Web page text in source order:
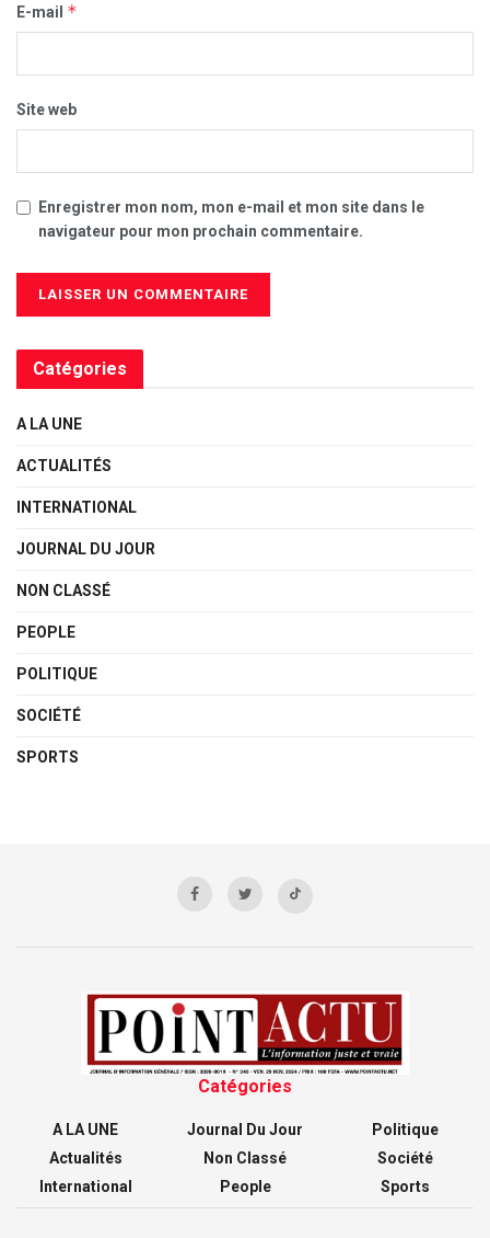
E-mail *
Site web
Enregistrer mon nom, mon e-mail et mon site dans le
navigateur pour mon prochain commentaire.
Catégories
A LA UNE
ACTUALITÉS
INTERNATIONAL
JOURNAL DU JOUR
NON CLASSÉ
PEOPLE
POLITIQUE
SOCIÉTÉ
SPORTS
Catégories
A LA UNE
Actualités
International
Journal Du Jour
Non Classé
People
Politique
Société
Sports